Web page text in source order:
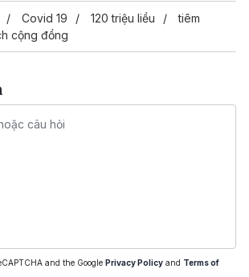
Covid 19 120 triệu liều
tiêm
cộng đồng
and the Google Privacy Policy and Terms of